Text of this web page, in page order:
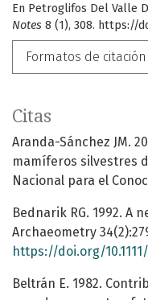
En Petroglifos Del Valle
Notes 8 (1), 308. https://
Formatos de citación
Citas
Aranda-Sánchez JM.
mamíferos silvestres
Nacional para el
Bednarik RG. 1992. A
Archaeometry
https://doi.org/
Beltrán E. 1982.